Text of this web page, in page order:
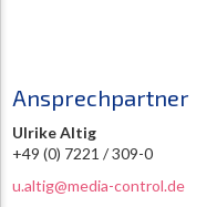
Ansprechpartner
Ulrike Altig
+49 (0) 7221 / 309-0
u.altig@media-control.de